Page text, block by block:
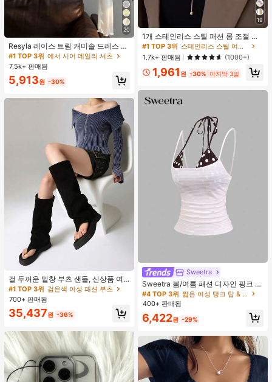
20
Resyla 레이스 트림 캐미솔 드레스 커
버 업, 여성용 긴소매 니트 시어 커버
업 탑, 여름
#1 TOP 3위 에서 시어 데일리 셔츠
7.5k+ 판매됨
5,913원 -30%
걸 두꺼운 밑창 부츠 샌들, 신상품 여
름 키높이 롱 샤프트 니치 섹시 팝 걸
끈 레트로 스트리트 스타일 앵클 부츠
#1 TOP 3위
거의 매진!
#1 TOP 3위 검은색 여성 패션 부츠
거의 매진!
#1 TOP 3위 검은색 여성 패션 부츠
거의 매진!
#1 TOP 3위 검은색 여성 패션 부츠
거의 매진!
700+ 판매됨
35,437원 -36%
19
1개 스테인리스 스틸 패션 롱 조절 가
능 목걸이, 여성을 위한 미니멀리스트
하이엔드 뱀 뼈 체인 목걸이, 퇴색 방
지
#1 TOP 3위
스테인리스 스틸 여성 목걸이
거의 매진!
#1 TOP 3위
스테인리스 스틸 여성 목걸이
거의 매진!
#1 TOP 3위
스테인리스 스틸 여성 목걸이
거의 매진!
#1 TOP 3위
거의 매진!
1.7k+ 판매됨 (1000+)
1,961 원 -30% 마지막 3일
Sweetra
Sweetra 봄/여름 패션 디자인 핑크 스
트라이프 브라운 폴카 도트 스파게티
스트랩 2 In 1 스위트 걸리시 비치 로
맨틱 휴가 스타일 여성용 캐미 탱크 탑
#4 TOP 3위
거의 매진!
#4 TOP 3위
짧은 여성 탱크 탑 & 카미스
거의 매진!
#4 TOP 3위
짧은 여성 탱크 탑 & 카미스
거의 매진!
#4 TOP 3위
거의 매진!
400+ 판매됨
6,422원 -29%